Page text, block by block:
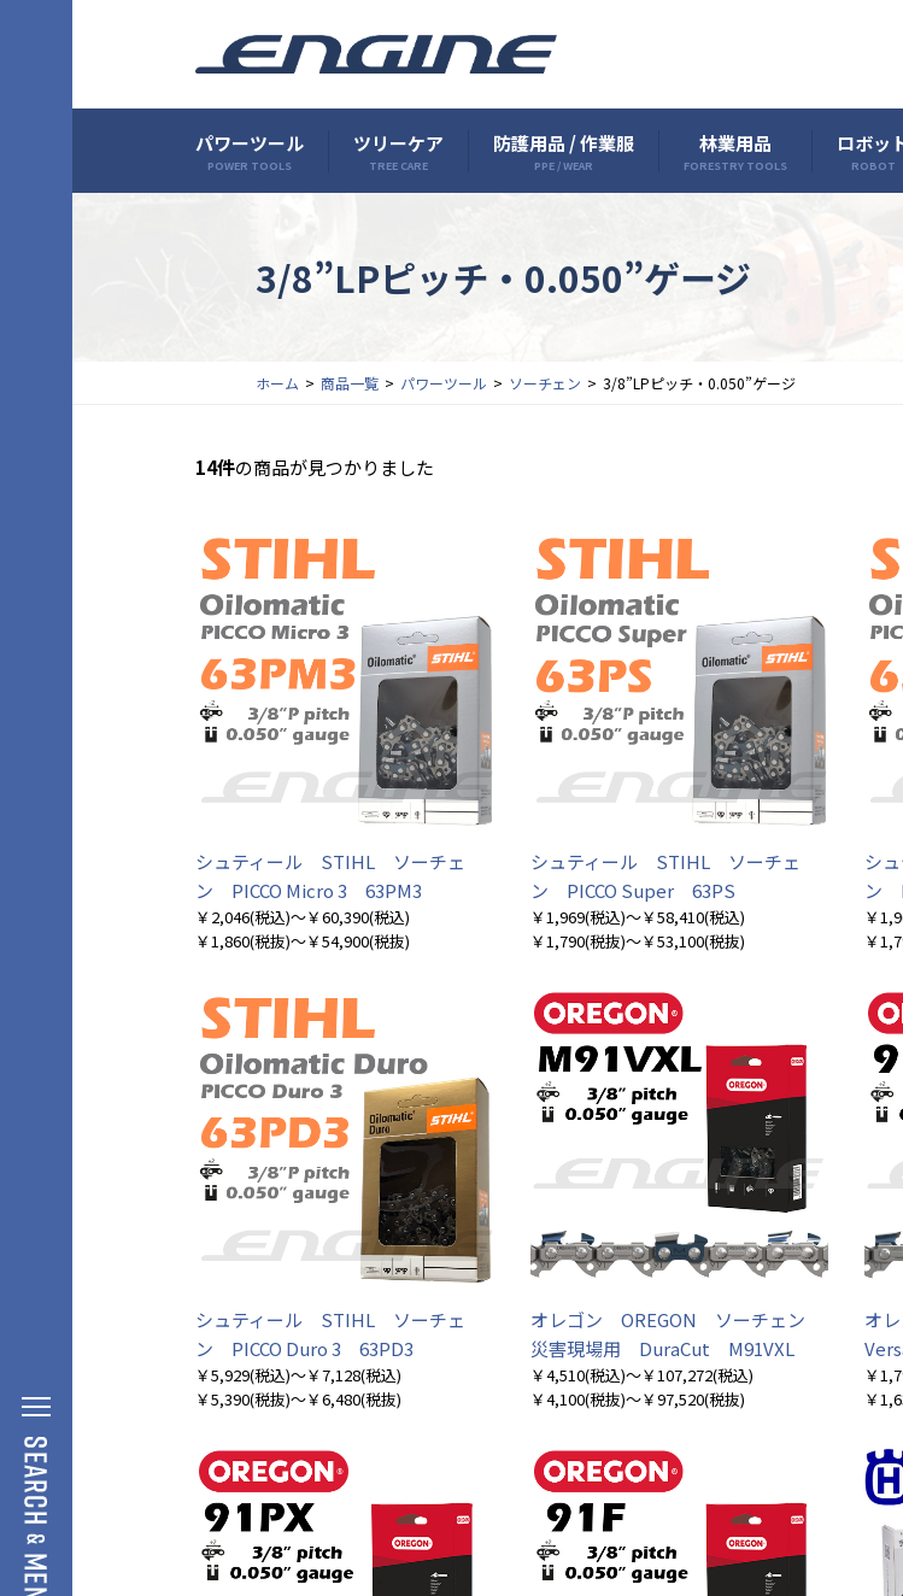
パワーツール
POWER TOOLS
ツリーケア
TREE CARE
防護用品 / 作業服
PPE / WEAR
林業用品
FORESTRY TOOLS
ロボッ
ROBOT
3/8”LPピッチ・0.050”ゲージ
ホーム 商品一覧 パワーツール ソーチェン 3/8”LPピッチ・0.050”ゲージ
14件の商品が見つかりました
シュティール STIHL ソーチェ
ン PICCO Micro 3 63PM3
￥2,046(税込)～￥60,390(税込)
￥1,860(税抜)～￥54,900(税抜)
シュティール STIHL ソーチェ
ン PICCO Super 63PS
￥1,969(税込)～￥58,410(税込)
￥1,790(税抜)～￥53,100(税抜)
シ
ン
￥
￥
シュティール STIHL ソーチェ
ン PICCO Duro 3 63PD3
￥5,929(税込)～￥7,128(税込)
￥5,390(税抜)～￥6,480(税抜)
オレゴン OREGON ソーチェン
災害現場用 DuraCut M91VXL
￥4,510(税込)～￥107,272(税込)
￥4,100(税抜)～￥97,520(税抜)
オ
￥
￥